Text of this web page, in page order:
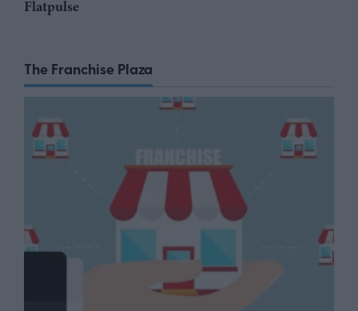
Flatpulse
The Franchise Plaza